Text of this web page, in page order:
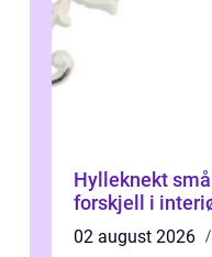
Hylleknekt små detaljer som gjør stor
forskjell i
02 august 2026